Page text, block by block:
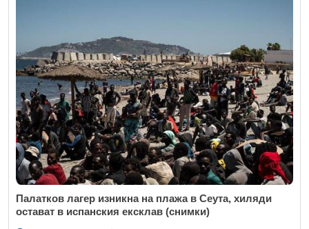
Палатков лагер изникна на плажа в Сеута, хиляди
остават в испанския ексклав (снимки)